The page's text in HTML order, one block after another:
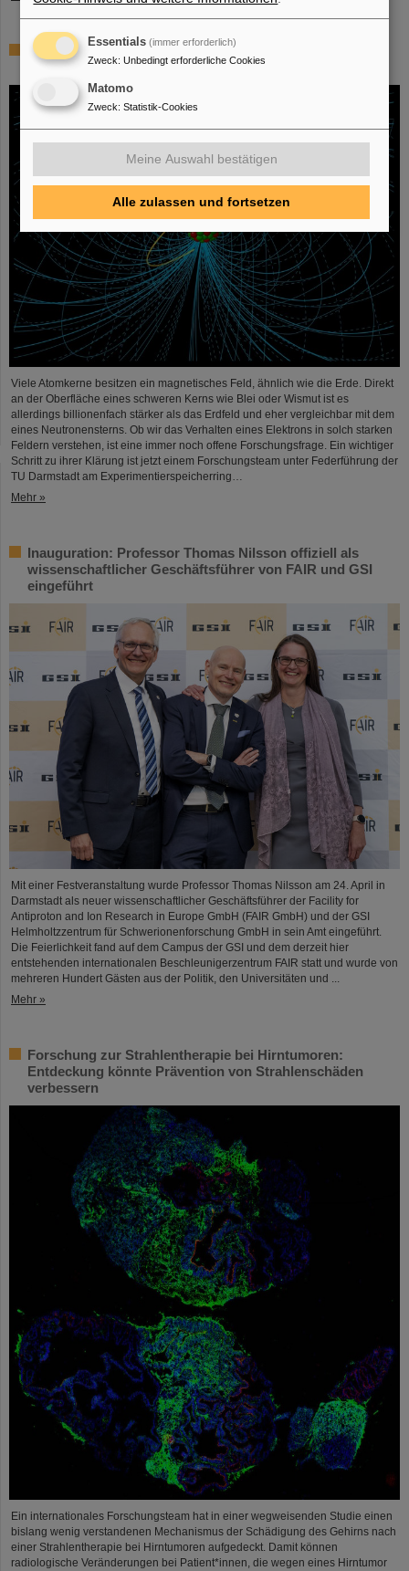
Physiker*innen testen Quantentheorie mit Atomkernen
aus einer Kernreaktion
Viele Atomkerne besitzen ein magnetisches Feld, ähnlich wie die Erde. Direkt
an der Oberfläche eines schweren Kerns wie Blei oder Wismut ist es
allerdings billionenfach stärker als das Erdfeld und eher vergleichbar mit dem
eines Neutronensterns. Ob wir das Verhalten eines Elektrons in solch starken
Feldern verstehen, ist eine immer noch offene Forschungsfrage. Ein wichtiger
Schritt zu ihrer Klärung ist jetzt einem Forschungsteam unter Federführung der
TU Darmstadt am Experimentierspeicherring…
Mehr »
Inauguration: Professor Thomas Nilsson offiziell als
wissenschaftlicher Geschäftsführer von FAIR und GSI
eingeführt
Mit einer Festveranstaltung wurde Professor Thomas Nilsson am 24. April in
Darmstadt als neuer wissenschaftlicher Geschäftsführer der Facility for
Antiproton and Ion Research in Europe GmbH (FAIR GmbH) und der GSI
Helmholtzzentrum für Schwerionenforschung GmbH in sein Amt eingeführt.
Die Feierlichkeit fand auf dem Campus der GSI und dem derzeit hier
entstehenden internationalen Beschleunigerzentrum FAIR statt und wurde von
mehreren Hundert Gästen aus der Politik, den Universitäten und ...
Mehr »
Forschung zur Strahlentherapie bei Hirntumoren:
Entdeckung könnte Prävention von Strahlenschäden
verbessern
Ein internationales Forschungsteam hat in einer wegweisenden Studie einen
bislang wenig verstandenen Mechanismus der Schädigung des Gehirns nach
einer Strahlentherapie bei Hirntumoren aufgedeckt. Damit können
radiologische Veränderungen bei Patient*innen, die wegen eines Hirntumor
Essentials (immer erforderlich)
Zweck: Unbedingt erforderliche Cookies
Matomo
Zweck: Statistik-Cookies
Meine Auswahl bestätigen
Alle zulassen und fortsetzen